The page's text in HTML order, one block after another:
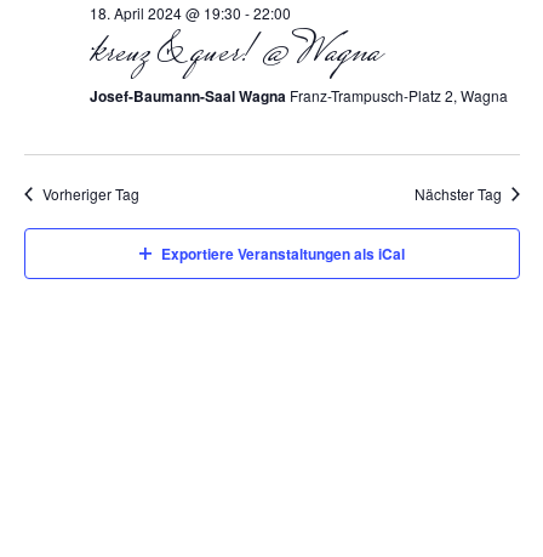
18. April 2024 @ 19:30 -22:00
kreuz & quer! @ Wagna
Josef-Baumann-Saal Wagna Franz-Trampusch-Platz 2, Wagna
Vorheriger Tag Nächster Tag
Exportiere Veranstaltungen als iCal